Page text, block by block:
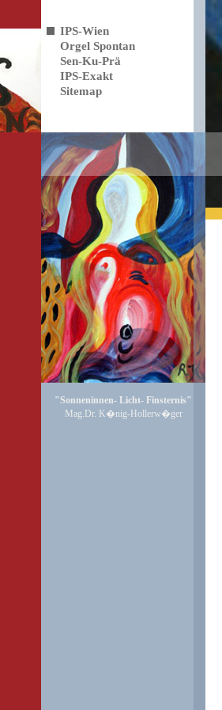
"Sonneninnen- Licht- Finsternis"
Mag.Dr. K�nig-Hollerw�ger
IPS-Wien
Orgel Spontan
Sen-Ku-Prä
IPS-Exakt
Sitemap